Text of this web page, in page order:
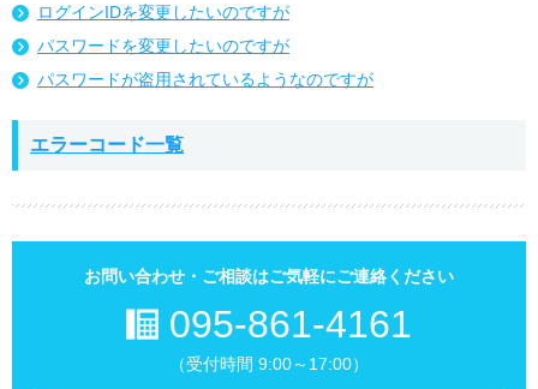
ログインIDを変更したいのですが
パスワードを変更したいのですが
パスワードが盗用されているようなのですが
エラーコード一覧
お問い合わせ・ご相談はご気軽にご連絡ください
095-861-4161
（受付時間 9:00～17:00）